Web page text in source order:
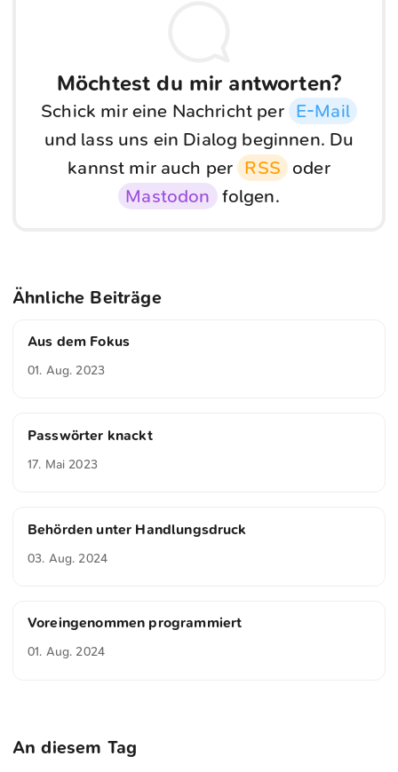
Möchtest du mir antworten?
Schick mir eine Nachricht per E-Mail
und lass uns ein Dialog beginnen. Du
kannst mir auch per RSS oder
Mastodon folgen.
Ähnliche Beiträge
Aus dem Fokus
01. Aug. 2023
Passwörter knackt
17. Mai 2023
Behörden unter Handlungsdruck
03. Aug. 2024
Voreingenommen programmiert
01. Aug. 2024
An diesem Tag